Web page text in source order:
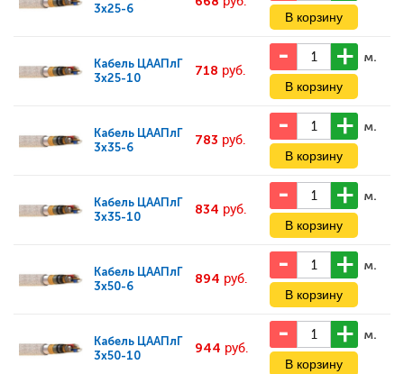
3x25-6
Кабель ЦААПлГ
3x25-10
718 руб.
м.
Кабель ЦААПлГ
3x35-6
783 руб.
м.
Кабель ЦААПлГ
3x35-10
834 руб.
м.
Кабель ЦААПлГ
3x50-6
894 руб.
м.
Кабель ЦААПлГ
3x50-10
944 руб.
м.